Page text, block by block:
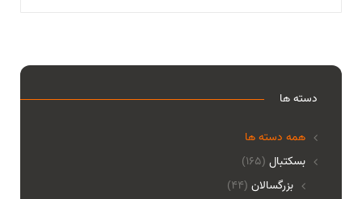
دسته ها
همه دسته ها
(165) بسکتبال
بزرگسالان (44)